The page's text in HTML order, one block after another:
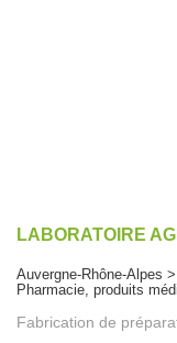
LABORATOIRE
Auvergne-Rhône-Alpes
Pharmacie, produits
Fabrication de